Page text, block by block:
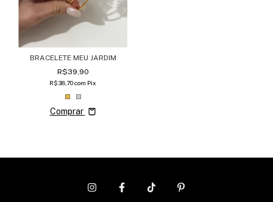
BRACELETE MEU JARDIM
R$39,90
R$38,70com Pix
Comprar